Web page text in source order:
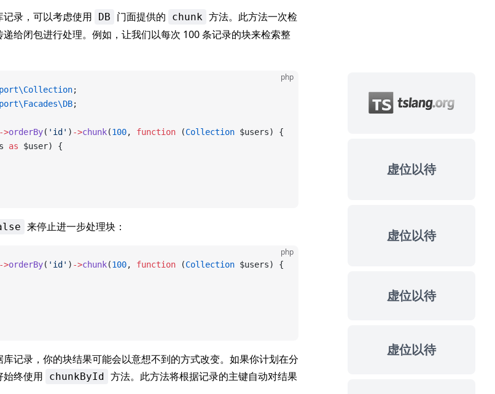
虚位以待
虚位以待
虚位以待
虚位以待
录，可以考虑使用 DB 门面提供的 chunk 方法。此方法一次检
给闭包进行处理。例如，让我们以每次 100 条记录的块来检索整
php
;
;
->orderBy( 'id' ) ->chunk(100, function (Collection $users) {
as $user) {
来停止进一步处理块：
php
->orderBy( 'id' ) ->chunk(100, function (Collection $users) {
记录，你的块结果可能会以意想不到的方式改变。如果你计划在分
始终使用
chunkById 方法。此方法将根据记录的主键自动对结果